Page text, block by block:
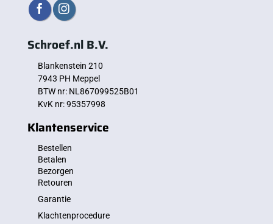
Schroef.nl B.V.
Blankenstein 210
7943 PH Meppel
BTW nr: NL867099525B01
KvK nr: 95357998
Klantenservice
Bestellen
Betalen
Bezorgen
Retouren
Garantie
Klachtenprocedure